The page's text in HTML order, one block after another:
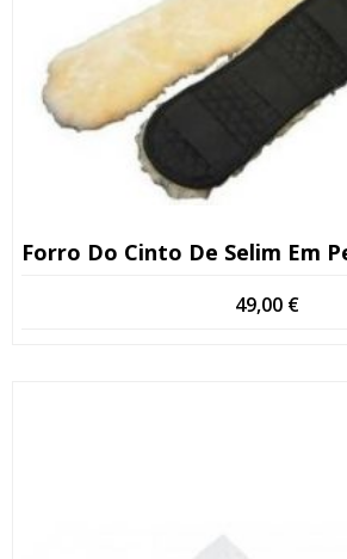
Forro Do Cinto De Selim Em Pele De Carneiro
49,00 €